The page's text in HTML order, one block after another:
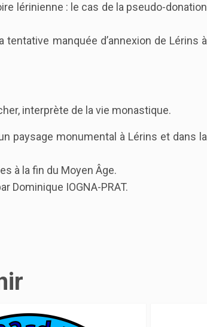
lérinienne : le cas de la pseudo-donation
manquée d’annexion de Lérins à
interprète de la vie monastique.
paysage monumental à Lérins et dans la
à la fin du Moyen Âge.
Dominique IOGNA-PRAT.